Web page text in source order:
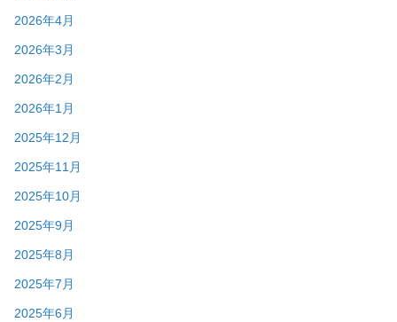
2026年4月
2026年3月
2026年2月
2026年1月
2025年12月
2025年11月
2025年10月
2025年9月
2025年8月
2025年7月
2025年6月